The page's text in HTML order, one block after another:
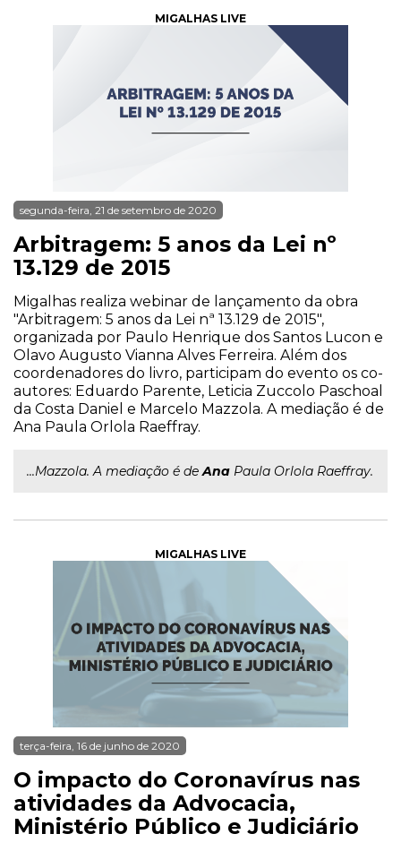
MIGALHAS LIVE
segunda-feira, 21 de setembro de 2020
Arbitragem: 5 anos da Lei nº
13.129 de 2015
Migalhas realiza webinar de lançamento da obra
"Arbitragem: 5 anos da Lei nª 13.129 de 2015",
organizada por Paulo Henrique dos Santos Lucon e
Olavo Augusto Vianna Alves Ferreira. Além dos
coordenadores do livro, participam do evento os co-
autores: Eduardo Parente, Leticia Zuccolo Paschoal
da Costa Daniel e Marcelo Mazzola. A mediação é de
Ana Paula Orlola Raeffray.
...Mazzola. A mediação é deAna Paula Orlola Raeffray.
MIGALHAS LIVE
terça-feira, 16 de junho de 2020
O impacto do Coronavírus nas
atividades da Advocacia,
Ministério Público e Judiciário